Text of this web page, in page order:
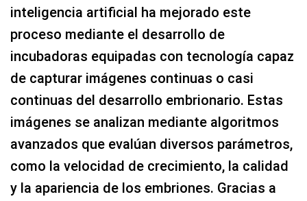
inteligencia artificial ha mejorado este
proceso mediante el desarrollo de
incubadoras equipadas con tecnología capaz
de capturar imágenes continuas o casi
continuas del desarrollo embrionario. Estas
imágenes se analizan mediante algoritmos
avanzados que evalúan diversos parámetros,
como la velocidad de crecimiento, la calidad
y la apariencia de los embriones. Gracias a